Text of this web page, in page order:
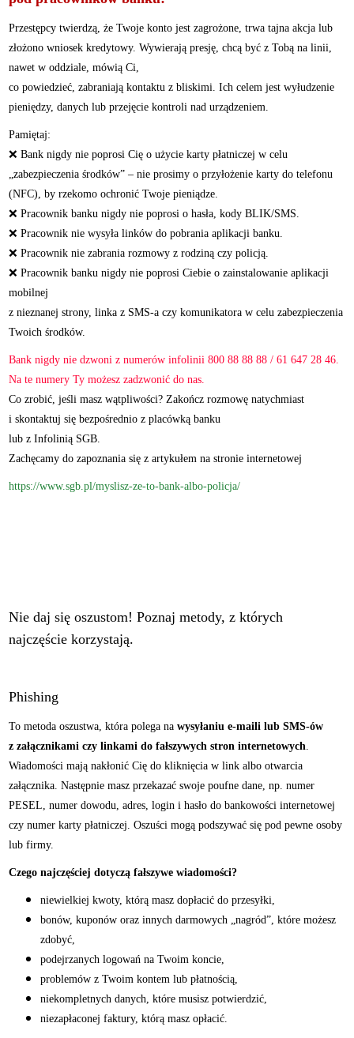
Przestępcy twierdzą, że Twoje konto jest zagrożone, trwa tajna akcja lub
złożono wniosek kredytowy. Wywierają presję, chcą być z Tobą na linii,
nawet w oddziale, mówią Ci,
co powiedzieć, zabraniają kontaktu z bliskimi. Ich celem jest wyłudzenie
pieniędzy, danych lub przejęcie kontroli nad urządzeniem.
Pamiętaj:
❌ Bank nigdy nie poprosi Cię o użycie karty płatniczej w celu
„zabezpieczenia środków” – nie prosimy o przyłożenie karty do telefonu
(NFC), by rzekomo ochronić Twoje pieniądze.
❌ Pracownik banku nigdy nie poprosi o hasła, kody BLIK/SMS.
❌ Pracownik nie wysyła linków do pobrania aplikacji banku.
❌ Pracownik nie zabrania rozmowy z rodziną czy policją.
❌ Pracownik banku nigdy nie poprosi Ciebie o zainstalowanie aplikacji
mobilnej
z nieznanej strony, linka z SMS-a czy komunikatora w celu zabezpieczenia
Twoich środków.
Bank nigdy nie dzwoni z numerów infolinii 800 88 88 88 / 61 647 28 46.
Na te numery Ty możesz zadzwonić do nas.
Co zrobić, jeśli masz wątpliwości? Zakończ rozmowę natychmiast
i skontaktuj się bezpośrednio z placówką banku
lub z Infolinią SGB.
Zachęcamy do zapoznania się z artykułem na stronie internetowej
https://www.sgb.pl/myslisz-ze-to-bank-albo-policja/
Nie daj się oszustom! Poznaj metody, z których
najczęście korzystają.
Phishing
To metoda oszustwa, która polega nawysyłaniu e-maili lub SMS-ów
z załącznikami czy linkami do fałszywych stron internetowych.
Wiadomości mają nakłonić Cię do kliknięcia w link albo otwarcia
załącznika. Następnie masz przekazać swoje poufne dane, np. numer
PESEL, numer dowodu, adres, login i hasło do bankowości internetowej
czy numer karty płatniczej. Oszuści mogą podszywać się pod pewne osoby
lub firmy.
Czego najczęściej dotyczą fałszywe wiadomości?
niewielkiej kwoty, którą masz dopłacić do przesyłki,
bonów, kuponów oraz innych darmowych „nagród”, które możesz
zdobyć,
podejrzanych logowań na Twoim koncie,
problemów z Twoim kontem lub płatnością,
niekompletnych danych, które musisz potwierdzić,
niezapłaconej faktury, którą masz opłacić.